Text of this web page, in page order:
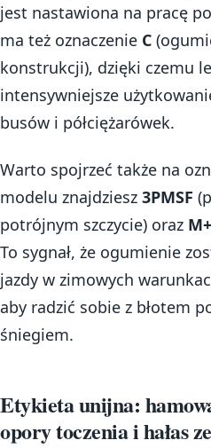
jest nastawiona na pracę
ma też oznaczenie C
konstrukcji), dzięki czemu
intensywniejsze
busów i półciężarówek.
Warto spojrzeć także na
modelu znajdziesz 3PMSF
potrójnym szczycie) oraz
To sygnał, że ogumienie
jazdy w zimowych
aby radzić sobie z błotem
śniegiem.
Etykieta unijna:
opory toczenia i hałas